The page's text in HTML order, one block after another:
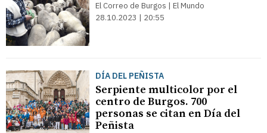
El Correo de Burgos | El Mundo
28.10.2023 | 20:55
DÍA DEL PEÑISTA
Serpiente multicolor por el
centro de Burgos. 700
personas se citan en Día del
Peñista